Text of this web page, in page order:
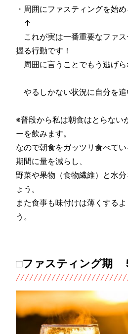
・周囲にファスティングを始
↑
これが実は一番重要なファ
握る行動です！
周囲に言うことでもう逃げら
やるしかない状況に自分を追
※普段から私は朝食はとらない
ーを飲みます。
なので朝食をガッツリ食べて
期間に量を減らし、
野菜や果物（食物繊維）と水
ょう。
また食事も味付けは薄くする
う。
□ファスティング期